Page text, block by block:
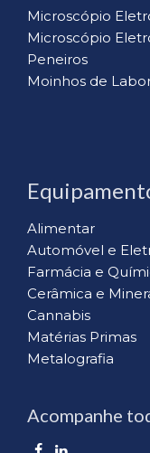
Microscópio
Microscópio
Peneiros
Moinhos de
Alimentar
Automóvel e
Farmácia e
Cerâmica e
Cannabis
Matérias Primas
Metalografia
Acompanhe